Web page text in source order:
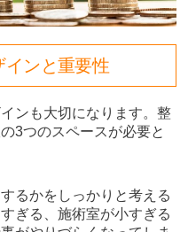
インと重要性
ンも大切になります。整
3つのスペースが必要と
るかをしっかりと考える
ぎる、施術室が小すぎる